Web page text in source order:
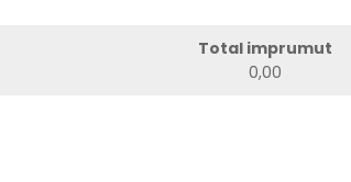
Total imprumut
0,00